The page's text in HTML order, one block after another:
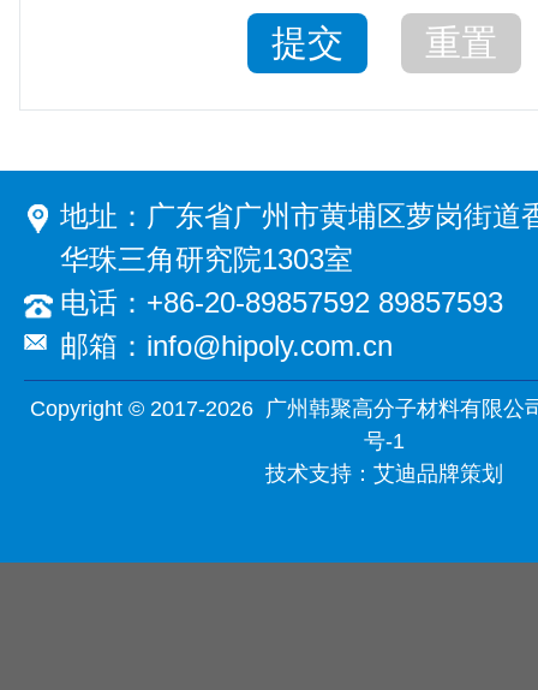
地址：广东省广州市黄埔区萝岗街道
华珠三角研究院1303室
电话：+86-20-89857592 89857593
邮箱：info@hipoly.com.cn
Copyright © 2017-2026 广州韩聚高分子材料有限
号-1
技术支持： 艾迪品牌策划